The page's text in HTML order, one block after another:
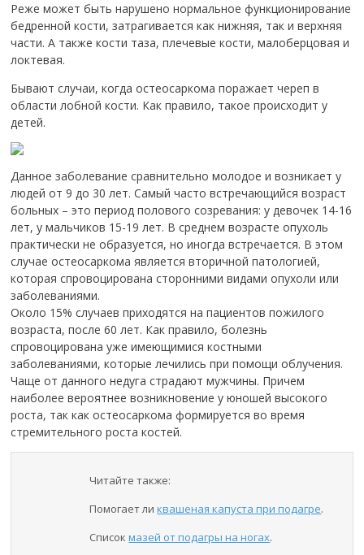
Реже может быть нарушено нормальное функционирование
бедренной кости, затрагивается как нижняя, так и верхняя
части. А также кости таза, плечевые кости, малоберцовая и
локтевая.
Бывают случаи, когда остеосаркома поражает череп в
области лобной кости. Как правило, такое происходит у
детей.
Данное заболевание сравнительно молодое и возникает у
людей от 9 до 30 лет. Самый часто встречающийся возраст
больных – это период полового созревания: у девочек 14-16
лет, у мальчиков 15-19 лет. В среднем возрасте опухоль
практически не образуется, но иногда встречается. В этом
случае остеосаркома является вторичной патологией,
которая спровоцирована сторонними видами опухоли или
заболеваниями.
Около 15% случаев приходятся на пациентов пожилого
возраста, после 60 лет. Как правило, болезнь
спровоцирована уже имеющимися костными
заболеваниями, которые лечились при помощи облучения.
Чаще от данного недуга страдают мужчины. Причем
наиболее вероятнее возникновение у юношей высокого
роста, так как остеосаркома формируется во время
стремительного роста костей.
Читайте также:
Помогает ликвашеная капуста при подагре.
Списокмазей от подагры на ногах.